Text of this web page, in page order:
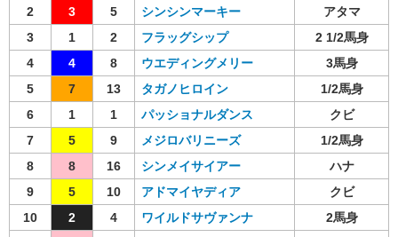
2
3 5 シンシンマーキー
アタマ
3
1 2 フラッグシップ
2 1/2馬身
4
4 8 ウエディングメリー
3馬身
5
7 13 タガノヒロイン
1/2馬身
6
1 1 パッショナルダンス
クビ
7
5 9 メジロバリニーズ
1/2馬身
8
8 16 シンメイサイアー
ハナ
9
5 10 アドマイヤディア
クビ
10
2 4 ワイルドサヴァンナ
2馬身